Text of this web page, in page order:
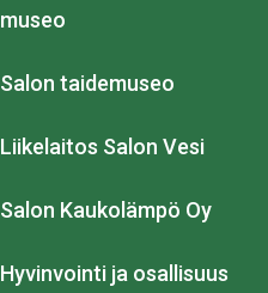
museo
Salon taidemuseo
Liikelaitos Salon Vesi
Salon Kaukolämpö Oy
Hyvinvointi ja osallisuus